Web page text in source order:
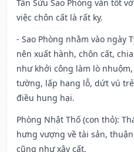
Tân Sửu Sao Phòng vẫn tốt
việc chôn cất là rất kỵ.
- Sao Phòng nhằm vào ngày
nên xuất hành, chôn cất,
như khởi công làm lò
tường, lấp hang lỗ, dứt vú
điều hung hại.
Phòng Nhật Thố (con thỏ):
hưng vượng về tài sản,
cũng như xây cất.